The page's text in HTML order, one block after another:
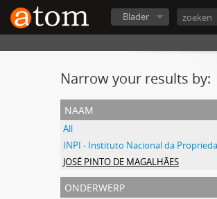
Blader
Narrow your results by:
naam
All
JOSÉ PINTO DE MAGALHÃES
onderwerp